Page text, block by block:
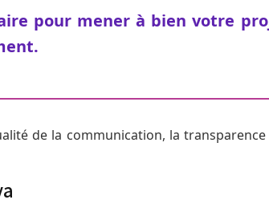
pour mener à bien votre
de la communication, la